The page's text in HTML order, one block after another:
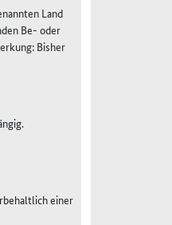
Land
Be- oder
Bisher
einer